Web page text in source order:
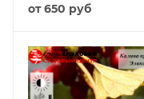
от650 руб